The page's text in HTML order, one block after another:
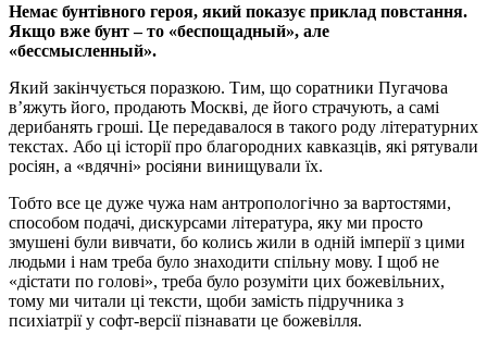
Немає бунтівного героя, який показує приклад повстання.
Якщо вже бунт – то «беспощадный», але
«бессмысленный».
Який закінчується поразкою. Тим, що соратники Пугачова
в’яжуть його, продають Москві, де його страчують, а самі
дерибанять гроші. Це передавалося в такого роду літературних
текстах. Або ці історії про благородних кавказців, які рятували
росіян, а «вдячні» росіяни винищували їх.
Тобто все це дуже чужа нам антропологічно за вартостями,
способом подачі, дискурсами література, яку ми просто
змушені були вивчати, бо колись жили в одній імперії з цими
людьми і нам треба було знаходити спільну мову. І щоб не
«дістати по голові», треба було розуміти цих божевільних,
тому ми читали ці тексти, щоби замість підручника з
психіатрії у софт-версії пізнавати це божевілля.